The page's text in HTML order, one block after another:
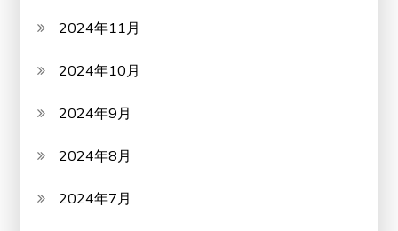
2024年11月
2024年10月
2024年9月
2024年8月
2024年7月